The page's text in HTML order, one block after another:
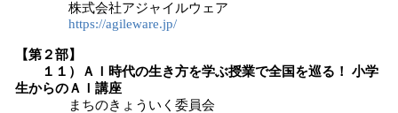
株式会社アジャイルウェア
https://agileware.jp/
【第２部】
１１）ＡＩ時代の生き方を学ぶ授業で全国を巡る！ 小学
生からのＡＩ講座
まちのきょういく委員会